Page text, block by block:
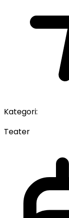
Kategori:
Teater